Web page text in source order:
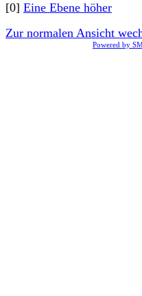
[0] Eine Ebene höher
Zur normalen Ansicht
Powered by